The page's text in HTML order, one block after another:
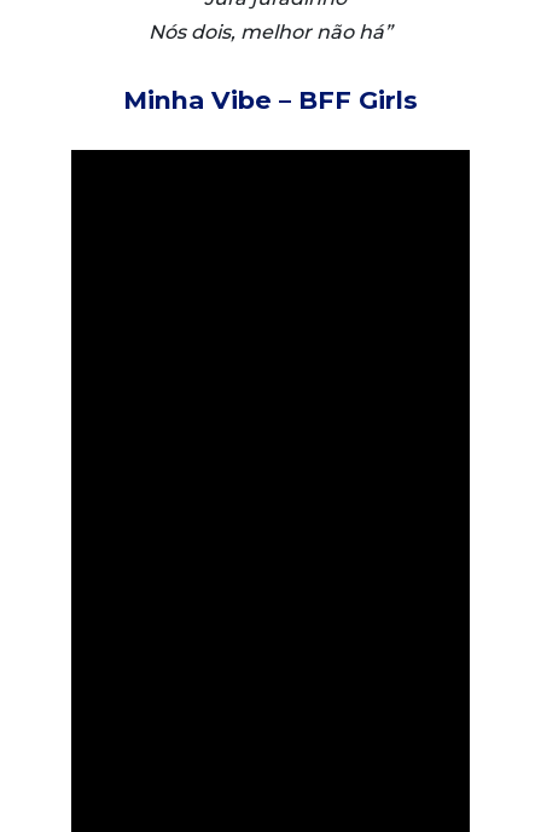
Nós dois, melhor não há”
Minha Vibe – BFF Girls